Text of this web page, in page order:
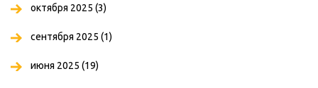
октября 2025 (3)
сентября 2025 (1)
июня 2025 (19)